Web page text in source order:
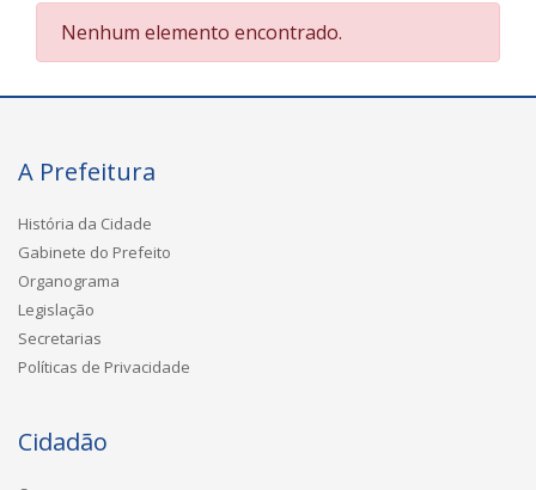
Nenhum elemento encontrado.
A Prefeitura
História da Cidade
Gabinete do Prefeito
Organograma
Legislação
Secretarias
Políticas de Privacidade
Cidadão